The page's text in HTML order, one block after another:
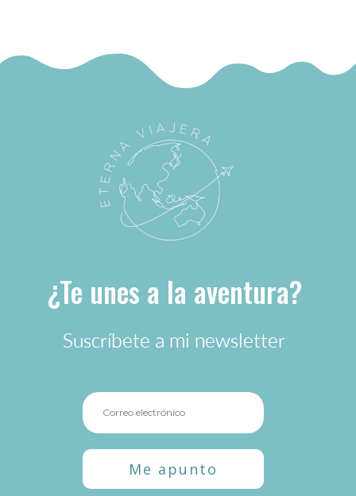
¿Te unes a la aventura?
Suscríbete a mi newsletter
Me apunto